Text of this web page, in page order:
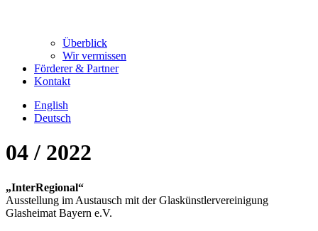
Überblick
Wir vermissen
Förderer & Partner
Kontakt
English
Deutsch
04 / 2022
„InterRegional“
Ausstellung im Austausch mit der Glaskünstlervereinigung
Glasheimat Bayern e.V.